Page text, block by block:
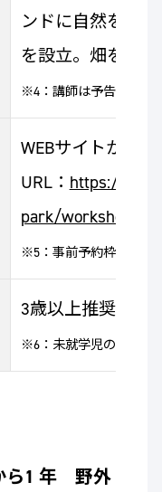
ンドに自然を楽
を設立。畑を通
※4：講師は予告なく変
WEBサイトから
URL： https://
park/workshop/
※5：事前予約枠に空き
3歳以上推奨※6
※6：未就学児の場合、
ら1 年 野外